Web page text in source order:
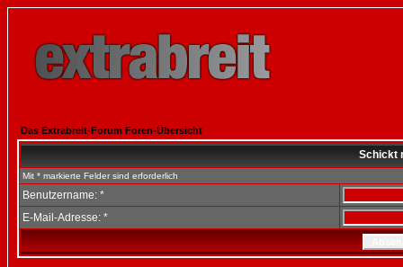
Das Extrabreit-Forum Foren-Übersicht
Schickt
Mit * markierte Felder sind erforderlich
Benutzername: *
E-Mail-Adresse: *